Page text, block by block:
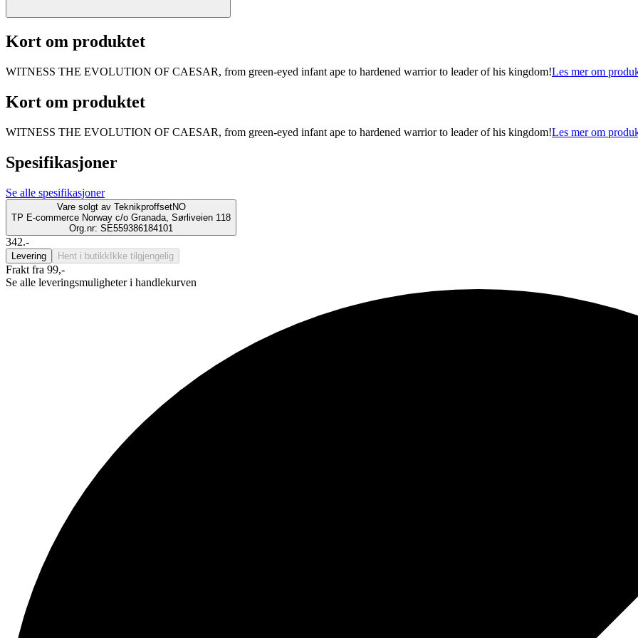
Kort om produktet
WITNESS THE EVOLUTION OF CAESAR, from green-eyed infant ape to hardened warrior to leader of his kingdom!Les mer om
Kort om produktet
WITNESS THE EVOLUTION OF CAESAR, from green-eyed infant ape to hardened warrior to leader of his kingdom!Les mer om
Spesifikasjoner
Se alle spesifikasjoner
Vare solgt av TeknikproffsetNO
TP E-commerce Norway c/o Granada, Sørliveien 118
Org.nr: SE559386184101
342.-
Levering Hent i butikk Ikke tilgjengelig
Frakt fra 99,-
Se alle leveringsmuligheter i handlekurven